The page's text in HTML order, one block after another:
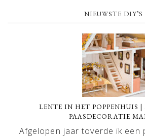
NIEUWSTE DIY’S
LENTE IN HET POPPENHUIS
PAASDECORATIE
Afgelopen jaar toverde ik een